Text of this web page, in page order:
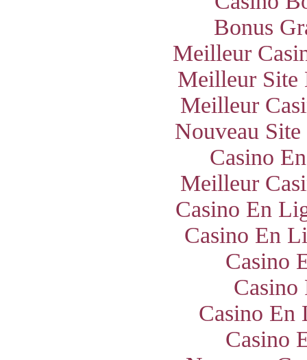
Bonus
Meilleur
Meilleur Site
Meilleur
Nouveau
Casino
Meilleur
Casino En
Casino En
Casino
Casino
Casino En
Casino